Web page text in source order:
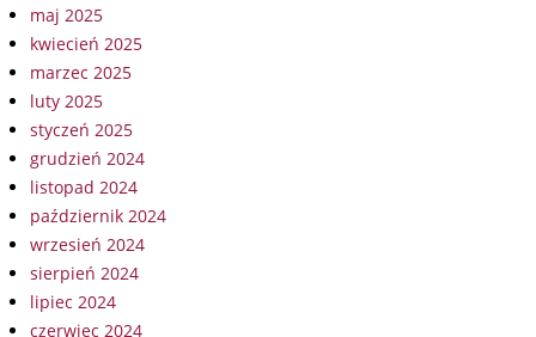
maj 2025
kwiecień 2025
marzec 2025
luty 2025
styczeń 2025
grudzień 2024
listopad 2024
październik 2024
wrzesień 2024
sierpień 2024
lipiec 2024
czerwiec 2024